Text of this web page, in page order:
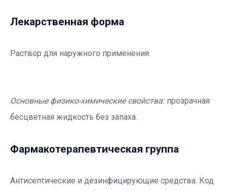
Лекарственная форма
Раствор для наружного применения.
Основные физико-химические свойства: прозрачная
бесцветная жидкость без запаха.
Фармакотерапевтичеcкая группа
Антисептические и дезинфицирующие средства. Код